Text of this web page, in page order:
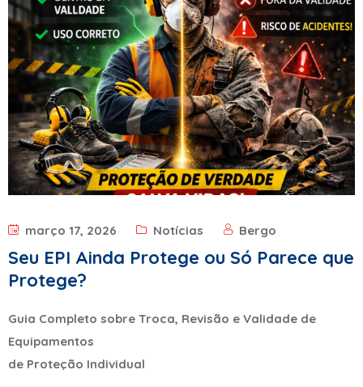
março 17, 2026 Notícias Bergo
Seu EPI Ainda Protege ou Só Parece que
Protege?
Guia Completo sobre Troca, Revisão e Validade de
Equipamentos
de Proteção Individual